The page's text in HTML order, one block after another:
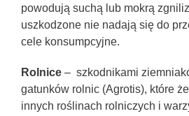
powodują suchą lub mokrą
uszkodzone nie nadają się do
cele konsumpcyjne.
Rolnice – szkodnikami
gatunków rolnic (Agrotis), które
innych roślinach rolniczych i